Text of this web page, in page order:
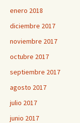
enero 2018
diciembre 2017
noviembre 2017
octubre 2017
septiembre 2017
agosto 2017
julio 2017
junio 2017